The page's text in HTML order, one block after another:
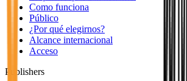
Como funciona
Público
¿Por qué elegirnos?
Alcance internacional
Acceso
Publishers